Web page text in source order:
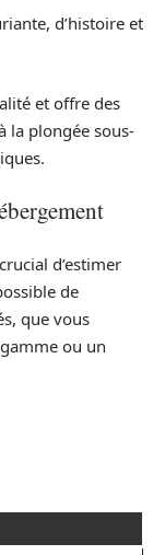
d’histoire et
et offre des
la plongée sous-
d’estimer
de
que vous
ou un